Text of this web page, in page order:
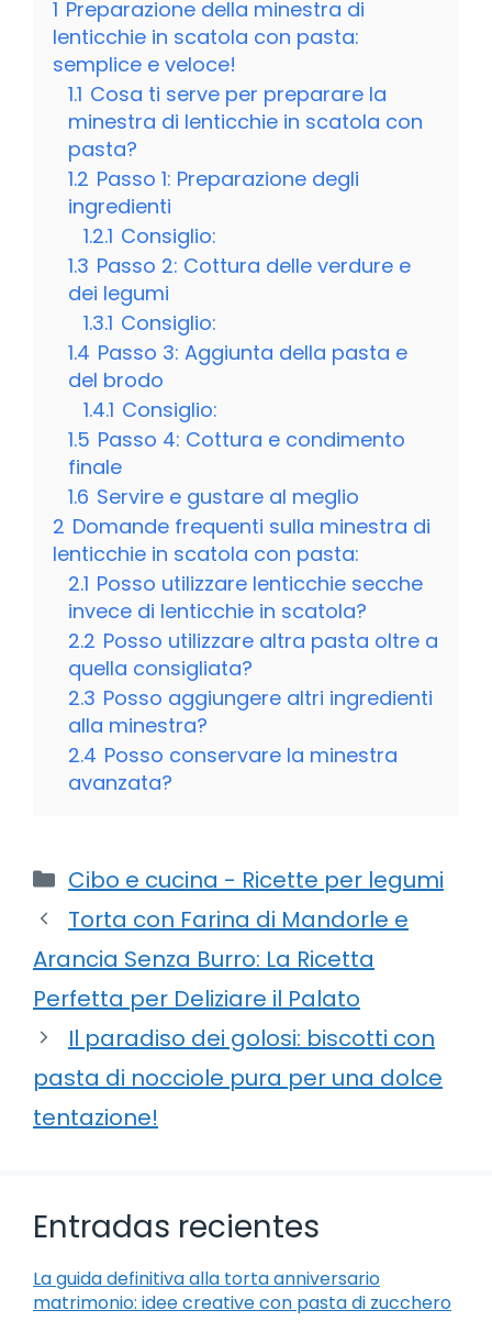
1 Preparazione della minestra di
lenticchie in scatola con pasta:
semplice e veloce!
1.1 Cosa ti serve per preparare la
minestra di lenticchie in scatola con
pasta?
1.2 Passo 1: Preparazione degli
ingredienti
1.2.1 Consiglio:
1.3 Passo 2: Cottura delle verdure e
dei legumi
1.3.1 Consiglio:
1.4 Passo 3: Aggiunta della pasta e
del brodo
1.4.1 Consiglio:
1.5 Passo 4: Cottura e condimento
finale
1.6 Servire e gustare al meglio
2 Domande frequenti sulla minestra di
lenticchie in scatola con pasta:
2.1 Posso utilizzare lenticchie secche
invece di lenticchie in scatola?
2.2 Posso utilizzare altra pasta oltre a
quella consigliata?
2.3 Posso aggiungere altri ingredienti
alla minestra?
2.4 Posso conservare la minestra
avanzata?
Categorie
Cibo e cucina - Ricette per legumi
Torta con Farina di Mandorle e
Arancia Senza Burro: La Ricetta
Perfetta per Deliziare il Palato
Il paradiso dei golosi: biscotti con
pasta di nocciole pura per una dolce
tentazione!
Entradas recientes
La guida definitiva alla torta anniversario
matrimonio: idee creative con pasta di zucchero